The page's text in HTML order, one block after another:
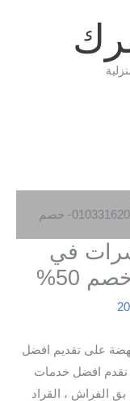
افضل شركة مكافحة حشرات في النهضة 01033162010- خصم
في
على تقديم افضل
نقدم افضل خدمات
الفراش ، القراد